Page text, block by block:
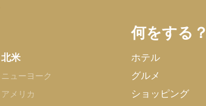
北米
ニューヨーク
アメリカ
何をする？
ホテル
グルメ
ショッピング